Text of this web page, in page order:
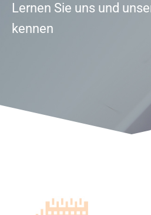
Lernen Sie uns und
kennen